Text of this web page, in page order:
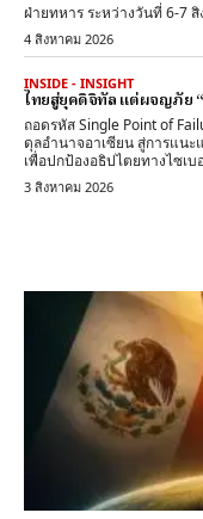
ฝ่ายทหาร ระหว่างวันที่ 6-7
4 สิงหาคม 2026
INSIDE - INSIGHT
ไทยสู่ยุคดิจิทัล แต่ผจญภัย
ถอดรหัส Single Point of
ดุลอำนาจอาเซียน สู่การแน
เพื่อปกป้องอธิปไตยทางไซเบ
3 สิงหาคม 2026